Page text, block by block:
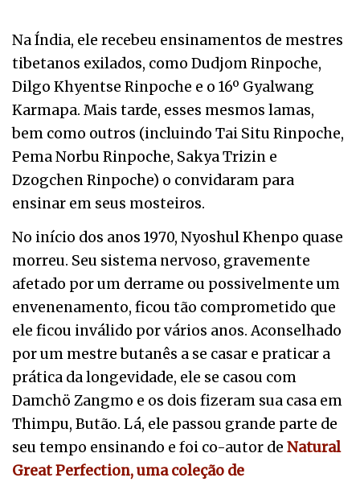
Na Índia, ele recebeu ensinamentos de mestres
tibetanos exilados, como Dudjom Rinpoche,
Dilgo Khyentse Rinpoche e o 16º Gyalwang
Karmapa. Mais tarde, esses mesmos lamas,
bem como outros (incluindo Tai Situ Rinpoche,
Pema Norbu Rinpoche, Sakya Trizin e
Dzogchen Rinpoche) o convidaram para
ensinar em seus mosteiros.
No início dos anos 1970, Nyoshul Khenpo quase
morreu. Seu sistema nervoso, gravemente
afetado por um derrame ou possivelmente um
envenenamento, ficou tão comprometido que
ele ficou inválido por vários anos. Aconselhado
por um mestre butanês a se casar e praticar a
prática da longevidade, ele se casou com
Damchö Zangmo e os dois fizeram sua casa em
Thimpu, Butão. Lá, ele passou grande parte de
seu tempo ensinando e foi co-autor de Natural
Great Perfection, uma coleção de